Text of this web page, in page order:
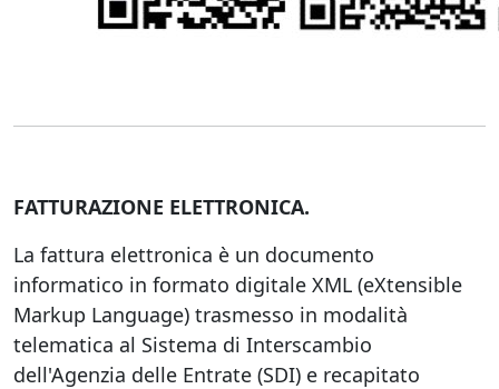
FATTURAZIONE ELETTRONICA.
La fattura elettronica è un documento
informatico in formato digitale XML (eXtensible
Markup Language) trasmesso in modalità
telematica al Sistema di Interscambio
dell'Agenzia delle Entrate (SDI) e recapitato